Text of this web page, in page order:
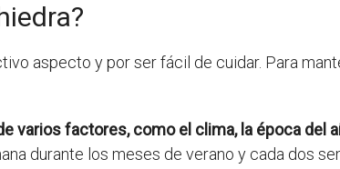
aspecto y por ser fácil de cuidar. Para
varios factores, como el clima, la época del
durante los meses de verano y cada dos